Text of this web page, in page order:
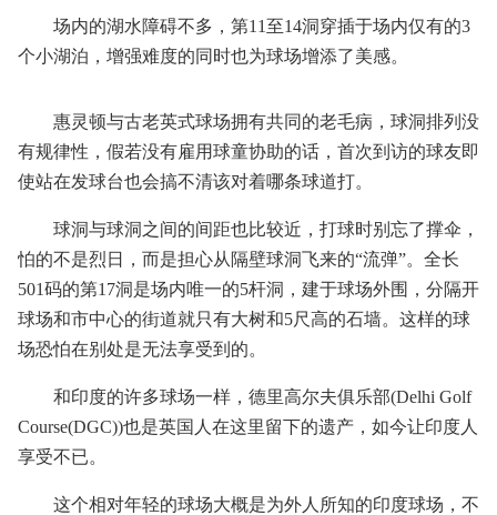
场内的湖水障碍不多，第11至14洞穿插于场内仅有的3
个小湖泊，增强难度的同时也为球场增添了美感。
惠灵顿与古老英式球场拥有共同的老毛病，球洞排列没
有规律性，假若没有雇用球童协助的话，首次到访的球友即
使站在发球台也会搞不清该对着哪条球道打。
球洞与球洞之间的间距也比较近，打球时别忘了撑伞，
怕的不是烈日，而是担心从隔壁球洞飞来的“流弹”。全长
501码的第17洞是场内唯一的5杆洞，建于球场外围，分隔开
球场和市中心的街道就只有大树和5尺高的石墙。这样的球
场恐怕在别处是无法享受到的。
和印度的许多球场一样，德里高尔夫俱乐部(Delhi Golf
Course(DGC))也是英国人在这里留下的遗产，如今让印度人
享受不已。
这个相对年轻的球场大概是为外人所知的印度球场，不